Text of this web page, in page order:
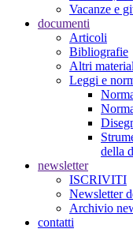
Vacanze e
documenti
Articoli
Bibliografie
Altri
Leggi e
della
newsletter
ISCRIVITI
Newsletter
Archivio
contatti